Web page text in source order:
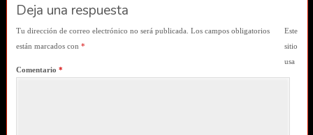
Deja una respuesta
Tu dirección de correo electrónico no será publicada. Los campos obligatorios
están marcados con *
Comentario *
Este
sitio
usa